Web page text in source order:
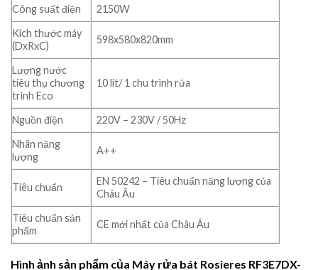
Công suất điện
2150W
Kích thước máy
(DxRxC)
598x580x820mm
Lượng nước
tiêu thụ chương
trình Eco
10 lit/ 1 chu trình rửa
Nguồn điện
220V – 230V / 50Hz
Nhãn năng
lượng
A++
Tiêu chuẩn
EN 50242 – Tiêu chuẩn năng lượng của
Châu Âu
Tiêu chuẩn sản
phẩm
CE mới nhất của Châu Âu
Hình ảnh sản phẩm của Máy rửa bát Rosieres RF3E7DX-